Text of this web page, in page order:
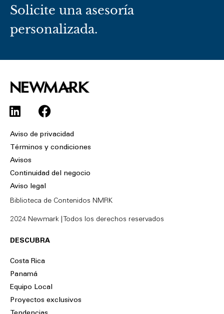
Solicite una asesoría
personalizada.
L
i
n
k
e
i
n
F
a
c
b
o
k
Aviso de privacidad
Términos y condiciones
Avisos
Continuidad del negocio
Aviso legal
Biblioteca de Contenidos NMRK
2024 Newmark | Todos los derechos reservados
DESCUBRA
Costa Rica
Panamá
Equipo Local
Proyectos exclusivos